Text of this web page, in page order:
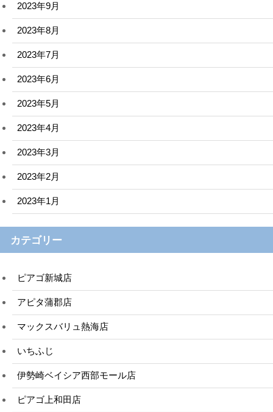
2023年9月
2023年8月
2023年7月
2023年6月
2023年5月
2023年4月
2023年3月
2023年2月
2023年1月
カテゴリー
ピアゴ新城店
アピタ蒲郡店
マックスバリュ熱海店
いちふじ
伊勢崎ベイシア西部モール店
ピアゴ上和田店